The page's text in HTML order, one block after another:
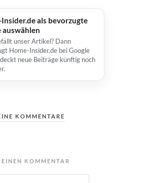
als bevorzugte
auswählen
unser Artikel? Dann
Home-Insider.de bei Google
neue Beiträge künftig noch
KOMMENTARE
KOMMENTAR